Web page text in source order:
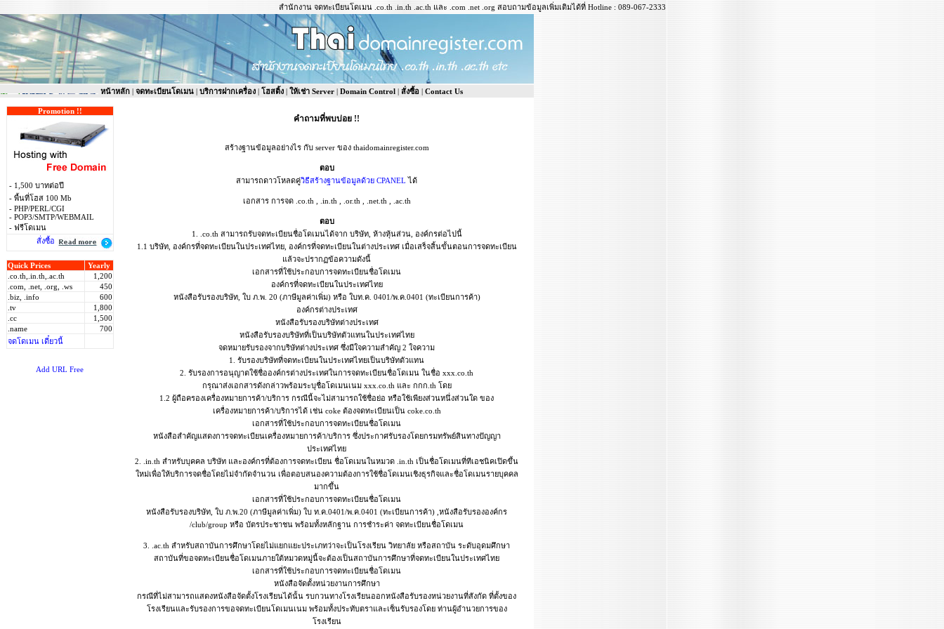
สำนักงาน จดทะเบียนโดเมน .co.th .in.th .ac.th และ .com .net .org สอบถามข้อมูลเพิ่มเติมได้ที่ Hotline : 089-067-2333
หน้าหลัก | จดทะเบียนโดเมน | บริการฝากเครื่อง | โฮสติ้ง | ให้เช่า Server | Domain Control | สั่งซื้อ | Contact Us
Promotion !!
- 1,500 บาทต่อปี
- พื้นที่โฮส 100 Mb
- PHP/PERL/CGI
- POP3/SMTP/WEBMAIL
- ฟรีโดเมน
สั่งซื้อ
Quick Prices
Yearly
.co.th,.in.th,.ac.th
1,200
.com, .net, .org, .ws
450
.biz, .info
600
.tv
1,800
.cc
1,500
.name
700
จดโดเมน เดี๋ยวนี้
Add URL Free
คำถามที่พบบ่อย !!
สร้างฐานข้อมูลอย่างไร กับ server ของ thaidomainregister.com
ตอบ
สามารถดาวโหลดคู่วิธีสร้างฐานข้อมูลด้วย CPANEL ได้
เอกสาร การจด .co.th , .in.th , .or.th , .net.th , .ac.th
ตอบ
1. .co.th สามารถรับจดทะเบียนชื่อโดเมนได้จาก บริษัท, ห้างหุ้นส่วน, องค์กรต่อไปนี้
1.1 บริษัท, องค์กรที่จดทะเบียนในประเทศไทย, องค์กรที่จดทะเบียนในต่างประเทศ เมื่อเสร็จสิ้นขั้นตอนการจดทะเบียน
แล้วจะปรากฏข้อความดังนี้
เอกสารที่ใช้ประกอบการจดทะเบียนชื่อโดเมน
องค์กรที่จดทะเบียนในประเทศไทย
หนังสือรับรองบริษัท, ใบ ภ.พ. 20 (ภาษีมูลค่าเพิ่ม) หรือ ใบท.ค. 0401/พ.ค.0401 (ทะเบียนการค้า)
องค์กรต่างประเทศ
หนังสือรับรองบริษัทต่างประเทศ
หนังสือรับรองบริษัทที่เป็นบริษัทตัวแทนในประเทศไทย
จดหมายรับรองจากบริษัทต่างประเทศ ซึ่งมีใจความสำคัญ 2 ใจความ
1. รับรองบริษัทที่จดทะเบียนในประเทศไทยเป็นบริษัทตัวแทน
2. รับรองการอนุญาตใช้ชื่อองค์กรต่างประเทศในการจดทะเบียนชื่อโดเมน ในชื่อ xxx.co.th
กรุณาส่งเอกสารดังกล่าวพร้อมระบุชื่อโดเมนเนม xxx.co.th และ กกก.th โดย
1.2 ผู้ถือครองเครื่องหมายการค้า/บริการ กรณีนี้จะไม่สามารถใช้ชื่อย่อ หรือใช้เพียงส่วนหนึ่งส่วนใด ของ
เครื่องหมายการค้า/บริการได้ เช่น coke ต้องจดทะเบียนเป็น coke.co.th
เอกสารที่ใช้ประกอบการจดทะเบียนชื่อโดเมน
หนังสือสำคัญแสดงการจดทะเบียนเครื่องหมายการค้า/บริการ ซึ่งประกาศรับรองโดยกรมทรัพย์สินทางปัญญา
ประเทศไทย
2. .in.th สำหรับบุคคล บริษัท และองค์กรที่ต้องการจดทะเบียน ชื่อโดเมนในหมวด .in.th เป็นชื่อโดเมนที่ทีเอชนิคเปิดขึ้น
ใหม่เพื่อให้บริการจดชื่อโดยไม่จำกัดจำนวน เพื่อตอบสนองความต้องการใช้ชื่อโดเมนเชิงธุรกิจและชื่อโดเมนรายบุคคล
มากขึ้น
เอกสารที่ใช้ประกอบการจดทะเบียนชื่อโดเมน
หนังสือรับรองบริษัท, ใบ ภ.พ.20 (ภาษีมูลค่าเพิ่ม) ใบ ท.ค.0401/พ.ค.0401 (ทะเบียนการค้า) ,หนังสือรับรององค์กร
/club/group หรือ บัตรประชาชน พร้อมทั้งหลักฐาน การชำระค่า จดทะเบียนชื่อโดเมน
3. .ac.th สำหรับสถาบันการศึกษาโดยไม่แยกแยะประเภทว่าจะเป็นโรงเรียน วิทยาลัย หรือสถาบัน ระดับอุดมศึกษา
สถาบันที่ขอจดทะเบียนชื่อโดเมนภายใต้หมวดหมู่นี้จะต้องเป็นสถาบันการศึกษาที่จดทะเบียนในประเทศไทย
เอกสารที่ใช้ประกอบการจดทะเบียนชื่อโดเมน
หนังสือจัดตั้งหน่วยงานการศึกษา
กรณีที่ไม่สามารถแสดงหนังสือจัดตั้งโรงเรียนได้นั้น รบกวนทางโรงเรียนออกหนังสือรับรองหน่วยงานที่สังกัด ที่ตั้งของ
โรงเรียนและรับรองการขอจดทะเบียนโดเมนเนม พร้อมทั้งประทับตราและเซ็นรับรองโดย ท่านผู้อำนวยการของ
โรงเรียน